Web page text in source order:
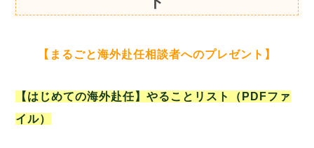
【まるごと海外赴任相談者へのプレゼント】
【はじめての海外赴任】やることリスト（PDFファ
イル）